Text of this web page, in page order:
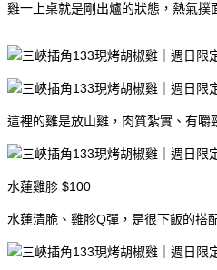
雞一上桌就是剛出爐的狀態，熱氣撲
這裡的雞是放山雞，肉質紮實、有嚼
水蓮雞胗 $100
水蓮清脆、雞胗Q彈，是很下飯的搭